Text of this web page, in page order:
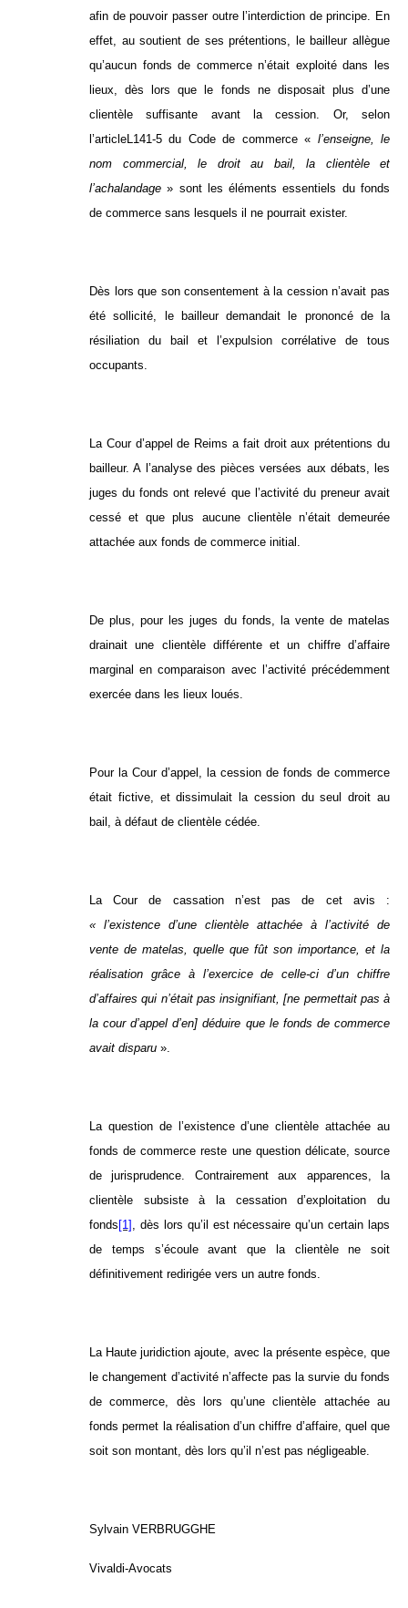
afin de pouvoir passer outre l’interdiction de principe. En
effet, au soutient de ses prétentions, le bailleur allègue
qu’aucun fonds de commerce n’était exploité dans les
lieux, dès lors que le fonds ne disposait plus d’une
clientèle suffisante avant la cession. Or, selon
l’articleL141-5 du Code de commerce « l’enseigne, le
nom commercial, le droit au bail, la clientèle et
l’achalandage » sont les éléments essentiels du fonds
de commerce sans lesquels il ne pourrait exister.
Dès lors que son consentement à la cession n’avait pas
été sollicité, le bailleur demandait le prononcé de la
résiliation du bail et l’expulsion corrélative de tous
occupants.
La Cour d’appel de Reims a fait droit aux prétentions du
bailleur. A l’analyse des pièces versées aux débats, les
juges du fonds ont relevé que l’activité du preneur avait
cessé et que plus aucune clientèle n’était demeurée
attachée aux fonds de commerce initial.
De plus, pour les juges du fonds, la vente de matelas
drainait une clientèle différente et un chiffre d’affaire
marginal en comparaison avec l’activité précédemment
exercée dans les lieux loués.
Pour la Cour d’appel, la cession de fonds de commerce
était fictive, et dissimulait la cession du seul droit au
bail, à défaut de clientèle cédée.
La Cour de cassation n’est pas de cet avis :
« l’existence d’une clientèle attachée à l’activité de
vente de matelas, quelle que fût son importance, et la
réalisation grâce à l’exercice de celle-ci d’un chiffre
d’affaires qui n’était pas insignifiant, [ne permettait pas à
la cour d’appel d’en] déduire que le fonds de commerce
avait disparu ».
La question de l’existence d’une clientèle attachée au
fonds de commerce reste une question délicate, source
de jurisprudence. Contrairement aux apparences, la
clientèle subsiste à la cessation d’exploitation du
fonds [1] , dès lors qu’il est nécessaire qu’un certain laps
de temps s’écoule avant que la clientèle ne soit
définitivement redirigée vers un autre fonds.
La Haute juridiction ajoute, avec la présente espèce, que
le changement d’activité n’affecte pas la survie du fonds
de commerce, dès lors qu’une clientèle attachée au
fonds permet la réalisation d’un chiffre d’affaire, quel que
soit son montant, dès lors qu’il n’est pas négligeable.
Sylvain VERBRUGGHE
Vivaldi-Avocats